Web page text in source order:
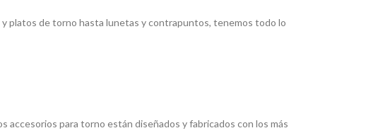
platos de torno hasta lunetas y contrapuntos, tenemos todo lo
accesorios para torno están diseñados y fabricados con los más